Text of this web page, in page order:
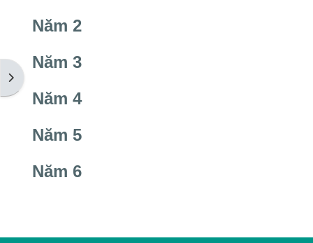
Mở ngăn kéo tài liệu
Năm 2
Năm 3
Năm 4
Năm 5
Năm 6